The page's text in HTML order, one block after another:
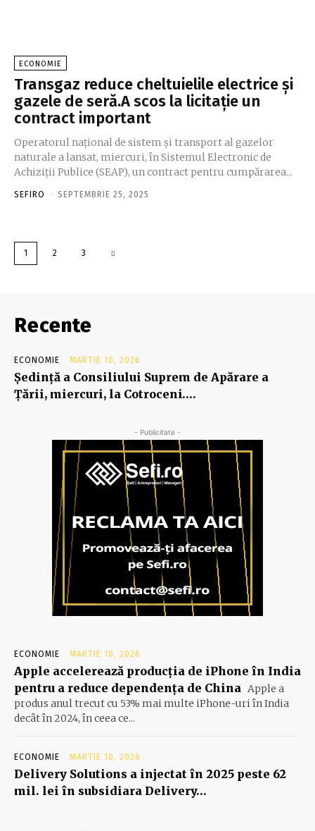
ECONOMIE
Transgaz reduce cheltuielile electrice și
gazele de seră.A scos la licitație un
contract important
Operatorul național de sistem și transport al gazelor
naturale a lansat, miercuri, în Sistemul Electronic de
Achiziții Publice (SEAP), un contract pentru cumpărarea...
SEFIRO - SEPTEMBRIE 25, 2025
1 2 3
Recente
ECONOMIE MARTIE 10, 2026
Şedinţă a Consiliului Suprem de Apărare a
Ţării, miercuri, la Cotroceni….
- Publicitate -
ECONOMIE MARTIE 10, 2026
Apple accelerează producția de iPhone în India
pentru a reduce dependența de China Apple a
produs anul trecut cu 53% mai multe iPhone-uri în India
decât în 2024, în ceea ce...
ECONOMIE MARTIE 10, 2026
Delivery Solutions a injectat în 2025 peste 62
mil. lei în subsidiara Delivery…